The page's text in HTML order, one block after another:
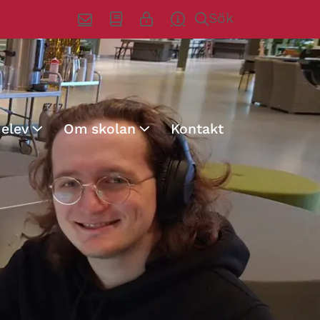
Sök
Om skolan Kontakt